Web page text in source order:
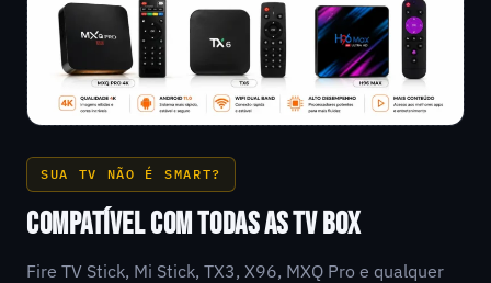
SUA TV NÃO É SMART?
COMPATÍVEL COM TODAS AS TV BOX
Fire TV Stick, Mi Stick, TX3, X96, MXQ Pro e qualquer